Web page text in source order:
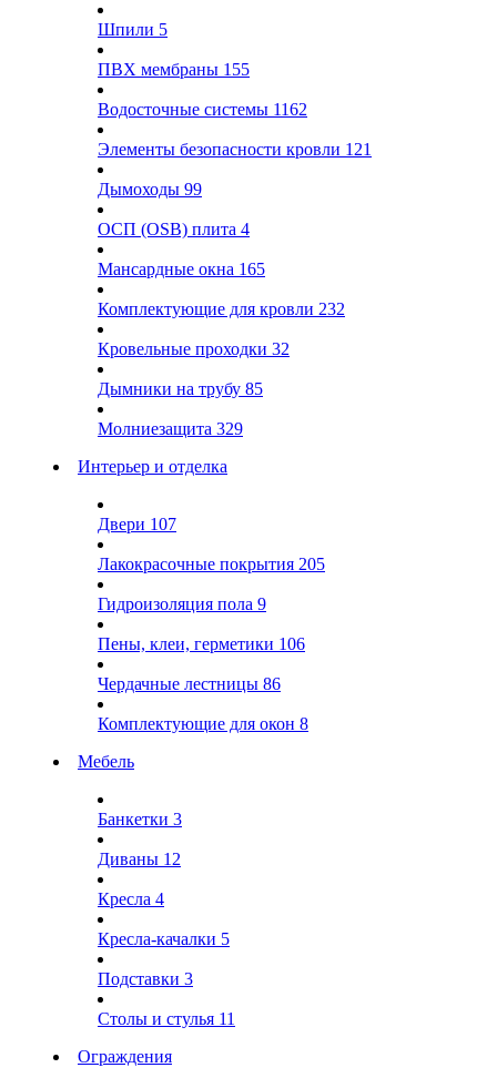
Шпили 5
ПВХ мембраны 155
Водосточные системы 1162
Элементы безопасности кровли 121
Дымоходы 99
ОСП (OSB) плита 4
Мансардные окна 165
Комплектующие для кровли 232
Кровельные проходки 32
Дымники на трубу 85
Молниезащита 329
Интерьер и отделка
Двери 107
Лакокрасочные покрытия 205
Гидроизоляция пола 9
Пены, клеи, герметики 106
Чердачные лестницы 86
Комплектующие для окон 8
Мебель
Банкетки 3
Диваны 12
Кресла 4
Кресла-качалки 5
Подставки 3
Столы и стулья 11
Ограждения